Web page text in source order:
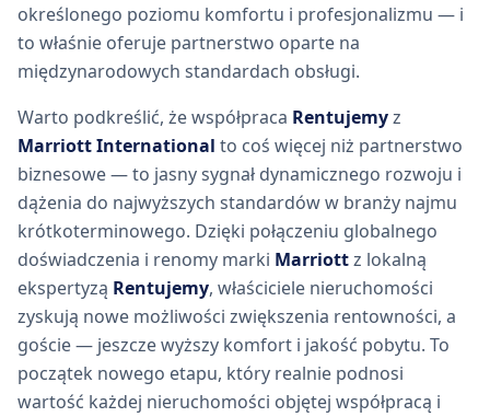
określonego poziomu komfortu i profesjonalizmu — i
to właśnie oferuje partnerstwo oparte na
międzynarodowych standardach obsługi.
Warto podkreślić, że współpraca Rentujemyz
Marriott International to coś więcej niż partnerstwo
biznesowe — to jasny sygnał dynamicznego rozwoju i
dążenia do najwyższych standardów w branży najmu
krótkoterminowego. Dzięki połączeniu globalnego
doświadczenia i renomy marki Marriottz lokalną
ekspertyzą Rentujemy, właściciele nieruchomości
zyskują nowe możliwości zwiększenia rentowności, a
goście — jeszcze wyższy komfort i jakość pobytu. To
początek nowego etapu, który realnie podnosi
wartość każdej nieruchomości objętej współpracą i